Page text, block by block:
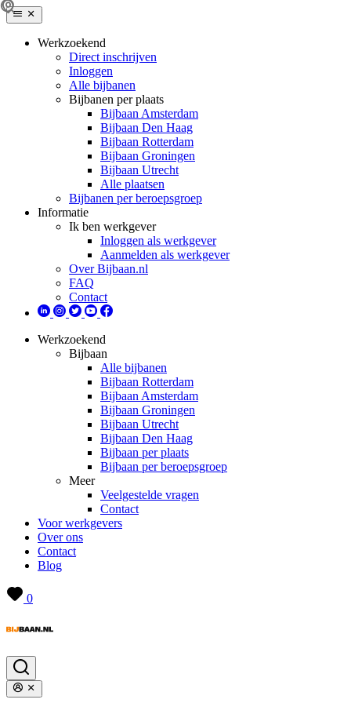
Werkzoekend
Direct inschrijven
Inloggen
Alle bijbanen
Bijbanen per plaats
Bijbaan Amsterdam
Bijbaan Den Haag
Bijbaan Rotterdam
Bijbaan Groningen
Bijbaan Utrecht
Alle plaatsen
Bijbanen per beroepsgroep
Informatie
Ik ben werkgever
Inloggen als werkgever
Aanmelden als werkgever
Over Bijbaan.nl
FAQ
Contact
Werkzoekend
Bijbaan
Alle bijbanen
Bijbaan Rotterdam
Bijbaan Amsterdam
Bijbaan Groningen
Bijbaan Utrecht
Bijbaan Den Haag
Bijbaan per plaats
Bijbaan per beroepsgroep
Meer
Veelgestelde vragen
Contact
Voor werkgevers
Over ons
Contact
Blog
0